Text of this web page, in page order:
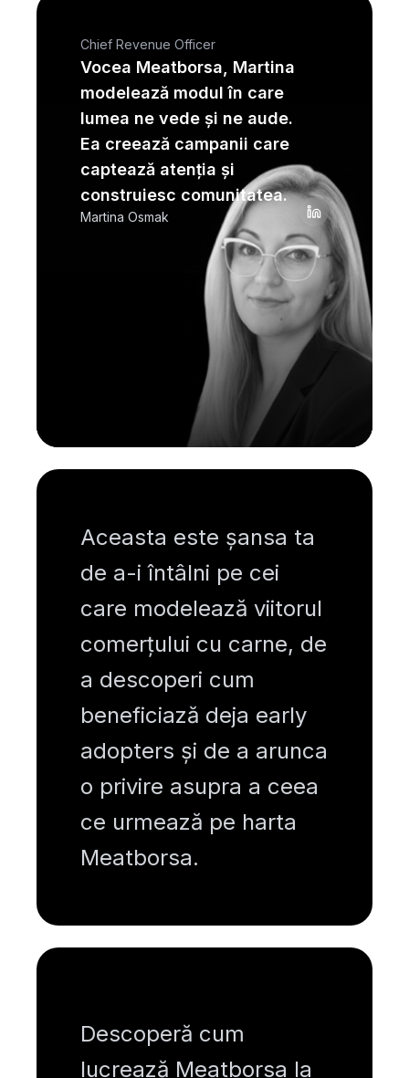
Chief Revenue Officer
Vocea Meatborsa, Martina
modelează modul în care
lumea ne vede și ne aude.
Ea creează campanii care
captează atenția și
construiesc comunitatea.
Martina Osmak
Aceasta este șansa ta
de a-i întâlni pe cei
care modelează viitorul
comerțului cu carne, de
a descoperi cum
beneficiază deja early
adopters și de a arunca
o privire asupra a ceea
ce urmează pe harta
Meatborsa.
Descoperă cum
lucrează Meatborsa la